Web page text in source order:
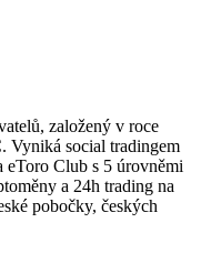
založený v roce
Vyniká social tradingem
Club s 5 úrovněmi
a 24h trading na
pobočky, českých